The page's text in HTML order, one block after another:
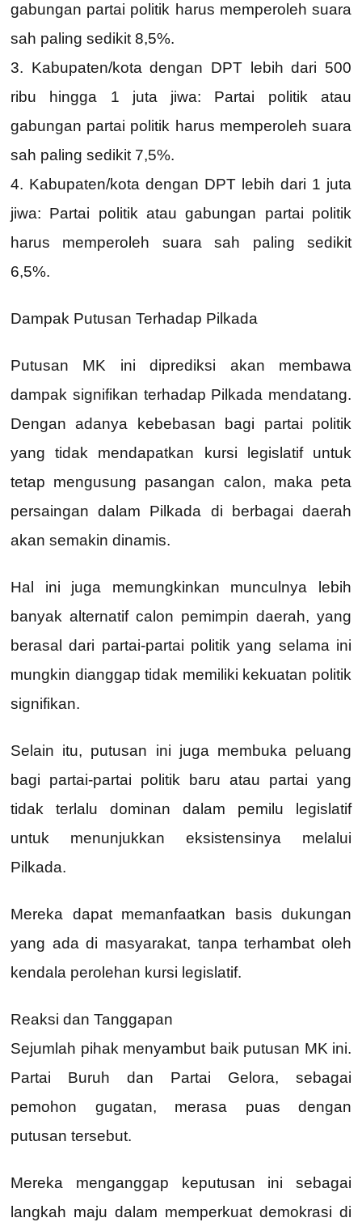
gabungan partai politik harus memperoleh suara
sah paling sedikit 8,5%.
3. Kabupaten/kota dengan DPT lebih dari 500
ribu hingga 1 juta jiwa: Partai politik atau
gabungan partai politik harus memperoleh suara
sah paling sedikit 7,5%.
4. Kabupaten/kota dengan DPT lebih dari 1 juta
jiwa: Partai politik atau gabungan partai politik
harus memperoleh suara sah paling sedikit
6,5%.
Dampak Putusan Terhadap Pilkada
Putusan MK ini diprediksi akan membawa
dampak signifikan terhadap Pilkada mendatang.
Dengan adanya kebebasan bagi partai politik
yang tidak mendapatkan kursi legislatif untuk
tetap mengusung pasangan calon, maka peta
persaingan dalam Pilkada di berbagai daerah
akan semakin dinamis.
Hal ini juga memungkinkan munculnya lebih
banyak alternatif calon pemimpin daerah, yang
berasal dari partai-partai politik yang selama ini
mungkin dianggap tidak memiliki kekuatan politik
signifikan.
Selain itu, putusan ini juga membuka peluang
bagi partai-partai politik baru atau partai yang
tidak terlalu dominan dalam pemilu legislatif
untuk menunjukkan eksistensinya melalui
Pilkada.
Mereka dapat memanfaatkan basis dukungan
yang ada di masyarakat, tanpa terhambat oleh
kendala perolehan kursi legislatif.
Reaksi dan Tanggapan
Sejumlah pihak menyambut baik putusan MK ini.
Partai Buruh dan Partai Gelora, sebagai
pemohon gugatan, merasa puas dengan
putusan tersebut.
Mereka menganggap keputusan ini sebagai
langkah maju dalam memperkuat demokrasi di